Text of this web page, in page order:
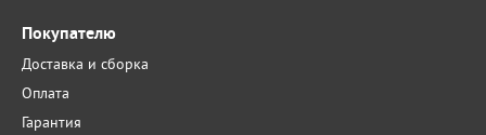
Покупателю
Доставка и сборка
Оплата
Гарантия